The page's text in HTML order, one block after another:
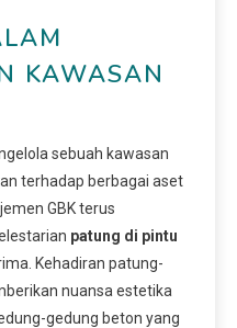
KAWASAN
sebuah kawasan
terhadap berbagai aset
GBK terus
patung di pintu
Kehadiran patung-
nuansa estetika
gedung beton yang